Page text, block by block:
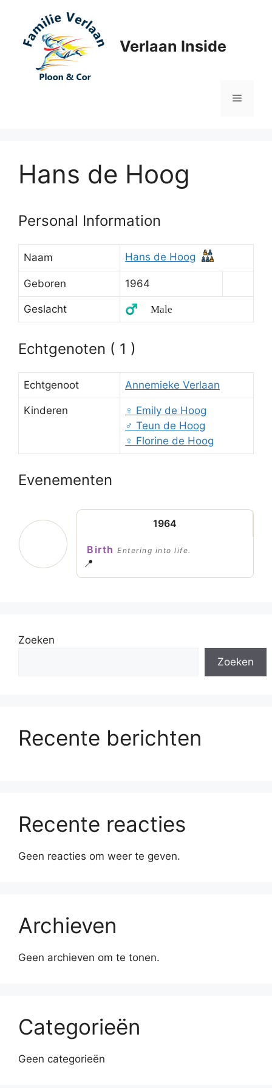
Verlaan Inside
Menu
Hans de Hoog
Personal Information
Naam Hans de Hoog
Geboren 1964
Geslacht ♂️ Male
Echtgenoten ( 1 )
Echtgenoot Annemieke Verlaan
Kinderen ♀️ Emily de Hoog
♂️ Teun de Hoog
♀️ Florine de Hoog
Evenementen
1964
Birth Entering into life.
📍
Zoeken
Zoeken
Recente berichten
Recente reacties
Geen reacties om weer te geven.
Archieven
Geen archieven om te tonen.
Categorieën
Geen categorieën